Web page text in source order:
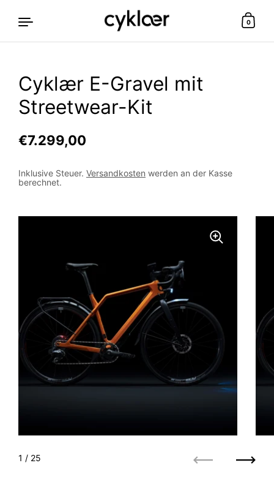
Zum Inhalt springen
0
Cyklær E-Gravel mit
Streetwear-Kit
Regulärer Preis
€7.299,00
Inklusive Steuer. Versandkosten werden an der Kasse
berechnet.
1 / 25